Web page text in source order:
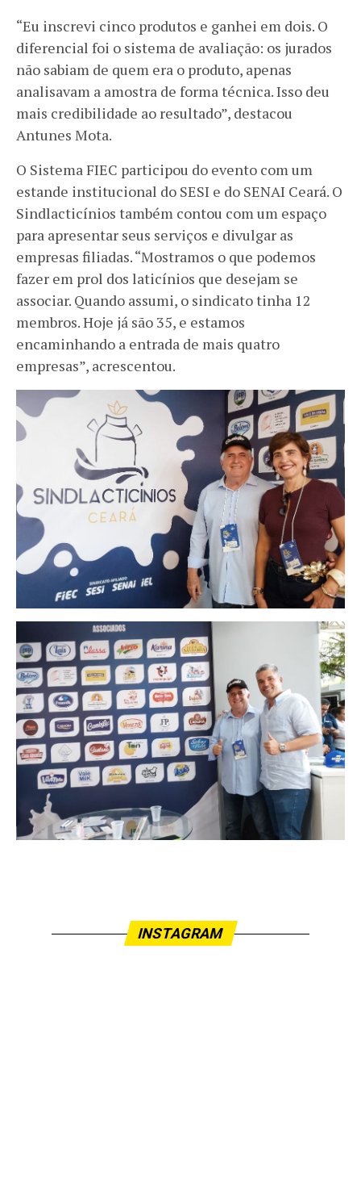
“Eu inscrevi cinco produtos e ganhei em dois. O
diferencial foi o sistema de avaliação: os jurados
não sabiam de quem era o produto, apenas
analisavam a amostra de forma técnica. Isso deu
mais credibilidade ao resultado”, destacou
Antunes Mota.
O Sistema FIEC participou do evento com um
estande institucional do SESI e do SENAI Ceará. O
Sindlacticínios também contou com um espaço
para apresentar seus serviços e divulgar as
empresas filiadas. “Mostramos o que podemos
fazer em prol dos laticínios que desejam se
associar. Quando assumi, o sindicato tinha 12
membros. Hoje já são 35, e estamos
encaminhando a entrada de mais quatro
empresas”, acrescentou.
INSTAGRAM